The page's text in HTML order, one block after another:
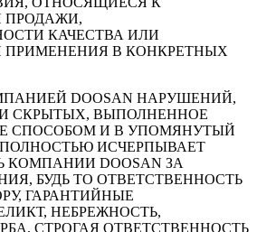
ПРОДАЖИ,
КАЧЕСТВА ИЛИ
ПРИМЕНЕНИЯ В КОНКРЕТНЫХ
DOOSAN НАРУШЕНИЙ,
СКРЫТЫХ, ВЫПОЛНЕННОЕ
СПОСОБОМ И В УПОМЯНУТЫЙ
ИСЧЕРПЫВАЕТ
DOOSAN ЗА
БУДЬ ТО ОТВЕТСТВЕННОСТЬ
ГАРАНТИЙНЫЕ
НЕБРЕЖНОСТЬ,
СТРОГАЯ ОТВЕТСТВЕННОСТЬ